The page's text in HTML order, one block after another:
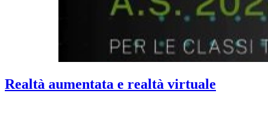
Realtà aumentata e realtà virtuale